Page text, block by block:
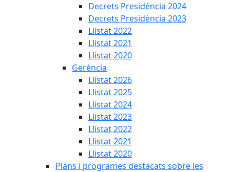
Decrets Presidència 2024
Decrets Presidència 2023
Llistat 2022
Llistat 2021
Llistat 2020
Gerència
Llistat 2026
Llistat 2025
Llistat 2024
Llistat 2023
Llistat 2022
Llistat 2021
Llistat 2020
Plans i programes destacats sobre les